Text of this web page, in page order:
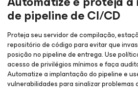
de pipeline de CI/CD
Proteja seu servidor de compilação,
repositório de código para evitar que
posição no pipeline de entrega. Use
acesso de privilégios mínimos e faça
Automatize a implantação do pipeline e
vulnerabilidades para sinalizar problemas